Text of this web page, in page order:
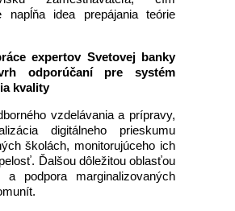
napĺňa idea prepájania teórie
expertov Svetovej banky
odporúčaní pre systém
kvality
vzdelávania a prípravy,
digitálneho prieskumu
školách, monitorujúceho ich
Ďalšou dôležitou oblasťou
a podpora marginalizovaných